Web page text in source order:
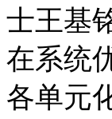
士王基
在系统
各单元